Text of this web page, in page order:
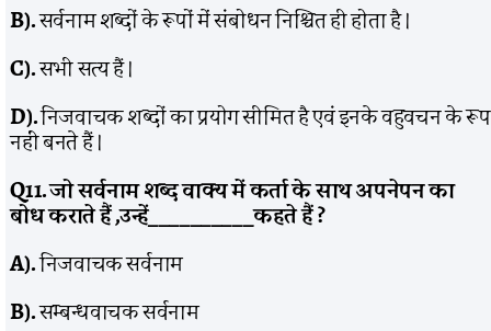
B).सर्वनाम शब्दों के रूपों में संबोधन निश्चित ही होता है ।
C).सभी सत्य हैं ।
D).निजवाचक शब्दों का प्रयोग सीमित है एवं इनके वहुवचन के रूप
नहीं बनते हैं ।
Q11.जो सर्वनाम शब्द वाक्य में कर्ता के साथ अपनेपन का
बोध कराते हैं,उन्हें__________कहते हैं?
A).निजवाचक सर्वनाम
B).सम्बन्धवाचक सर्वनाम